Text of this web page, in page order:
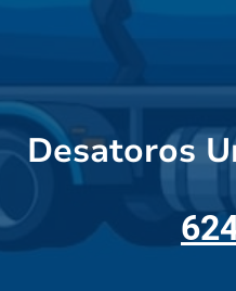
Desatoros